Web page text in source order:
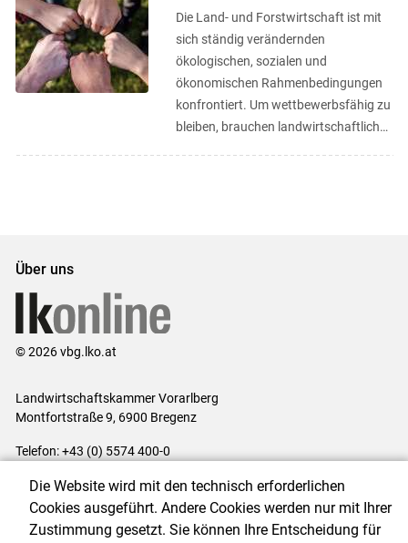
Die Land- und Forstwirtschaft ist mit
sich ständig verändernden
ökologischen, sozialen und
ökonomischen Rahmenbedingungen
konfrontiert. Um wettbewerbsfähig zu
bleiben, brauchen landwirtschaftliche
Über uns
© 2026 vbg.lko.at
Landwirtschaftskammer Vorarlberg
Montfortstraße 9, 6900 Bregenz
Telefon: +43 (0) 5574 400-0
Impressum|Kontakt|Datenschutzerklärung|Barrierefreiheit|
Cookie-Einstellungen
Die Website wird mit den technisch erforderlichen
Cookies ausgeführt. Andere Cookies werden nur mit Ihrer
Zustimmung gesetzt. Sie können Ihre Entscheidung für